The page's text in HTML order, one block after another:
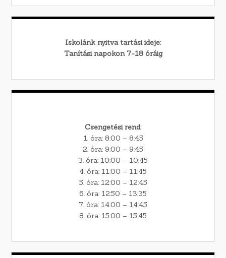
Iskolánk nyitva tartási ideje:
Tanítási napokon 7-18 óráig
Csengetési rend:
1. óra: 8:00 – 8:45
2. óra: 9:00 – 9:45
3. óra: 10:00 – 10:45
4. óra: 11:00 – 11:45
5. óra: 12:00 – 12:45
6. óra: 12:50 – 13:35
7. óra: 14:00 – 14:45
8. óra: 15:00 – 15:45